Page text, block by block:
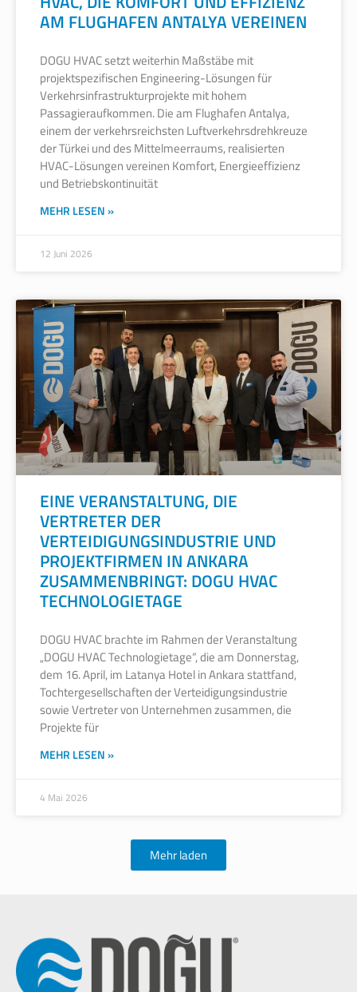
AM FLUGHAFEN ANTALYA VEREINEN
DOGU HVAC setzt weiterhin Maßstäbe mit
projektspezifischen Engineering-Lösungen für
Verkehrsinfrastrukturprojekte mit hohem
Passagieraufkommen. Die am Flughafen Antalya,
einem der verkehrsreichsten Luftverkehrsdrehkreuze
der Türkei und des Mittelmeerraums, realisierten
HVAC-Lösungen vereinen Komfort, Energieeffizienz
und Betriebskontinuität
MEHR LESEN »
12 Juni 2026
EINE VERANSTALTUNG, DIE
VERTRETER DER
VERTEIDIGUNGSINDUSTRIE UND
PROJEKTFIRMEN IN ANKARA
ZUSAMMENBRINGT: DOGU HVAC
TECHNOLOGIETAGE
DOGU HVAC brachte im Rahmen der Veranstaltung
„DOGU HVAC Technologietage“, die am Donnerstag,
dem 16. April, im Latanya Hotel in Ankara stattfand,
Tochtergesellschaften der Verteidigungsindustrie
sowie Vertreter von Unternehmen zusammen, die
Projekte für
MEHR LESEN »
4 Mai 2026
Mehr laden